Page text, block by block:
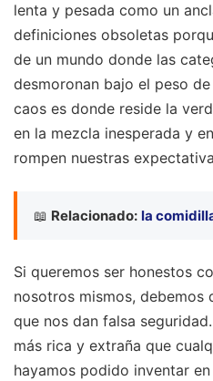
lenta y pesada como un
definiciones obsoletas
de un mundo donde las
desmoronan bajo el peso
caos es donde reside la
en la mezcla inesperada y
rompen nuestras
📖 Relacionado: la
Si queremos ser honestos
nosotros mismos, debemos
que nos dan falsa
más rica y extraña que
hayamos podido inventar